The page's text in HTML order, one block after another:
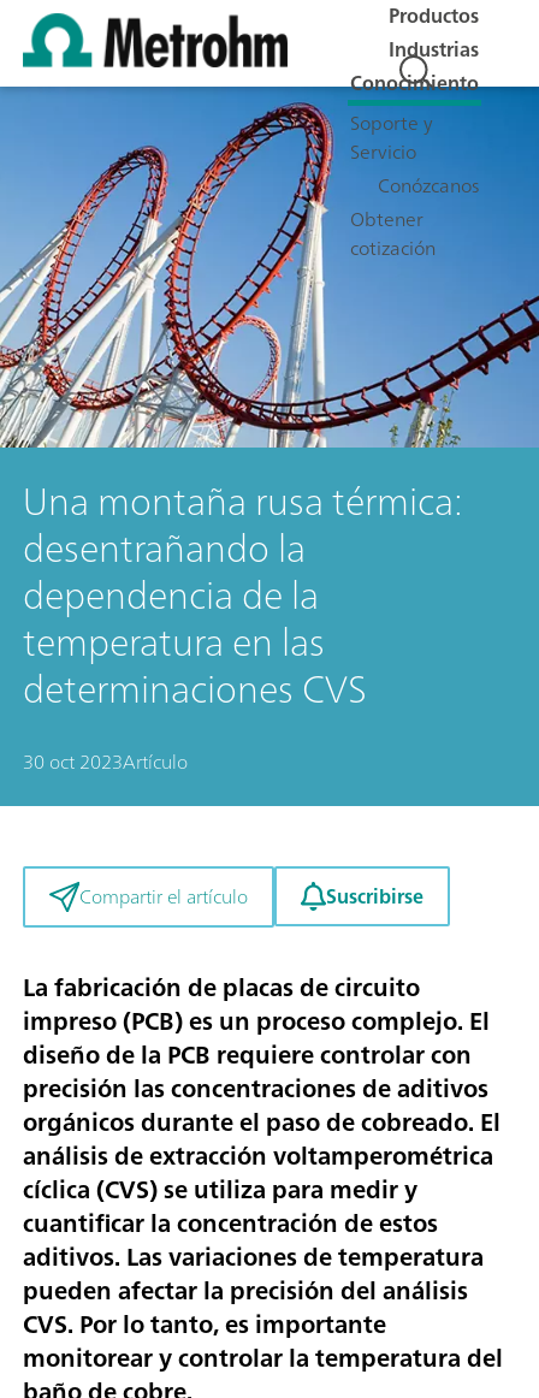
Productos
Industrias
Conocimiento
Soporte y
Servicio
Conózcanos
Obtener
cotización
Una montaña rusa térmica:
desentrañando la
dependencia de la
temperatura en las
determinaciones CVS
30 oct 2023Artículo
Compartir el artículo Suscribirse
La fabricación de placas de circuito
impreso (PCB) es un proceso complejo. El
diseño de la PCB requiere controlar con
precisión las concentraciones de aditivos
orgánicos durante el paso de cobreado. El
análisis de extracción voltamperométrica
cíclica (CVS) se utiliza para medir y
cuantificar la concentración de estos
aditivos. Las variaciones de temperatura
pueden afectar la precisión del análisis
CVS. Por lo tanto, es importante
monitorear y controlar la temperatura del